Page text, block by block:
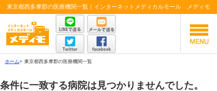
東京都西多摩郡の医療機関一覧｜インターネットメディカルモール メディモ
ホーム> 東京都西多摩郡の医療機関一覧
条件に一致する病院は見つかりませんでした。